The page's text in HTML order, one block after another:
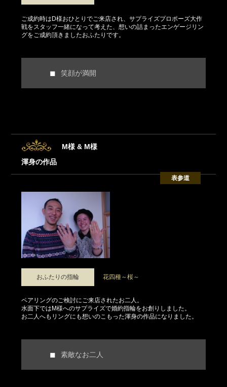
ご成約時はD様おひとりでご来店され、サプライズプロポーズ大作
戦をスタッフ一緒になって考えた、想いの詰まったエンゲージリン
グをご成約頂きましたおふたりです。
笑顔が満開
M様 & M様
渾身の作品
表参道
おふたりの指輪 花四種～桜～
ペアリングのご検討にご来店されたお二人。
水面下ではM様へのサプライズで婚約指輪をお創りしました。
お二人へもリングにも想いのこもった渾身の作品になりました。
素敵なお二人